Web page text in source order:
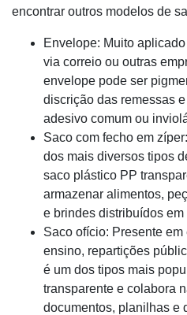
encontrar outros modelos de
Envelope: Muito
via correio ou outras
envelope pode ser
discrição das remessas
adesivo comum ou
Saco com fecho em
dos mais diversos tipos
saco plástico PP
armazenar alimentos,
e brindes distribuídos
Saco ofício: Presente
ensino, repartições
é um dos tipos mais
transparente e colabora
documentos, planilhas e